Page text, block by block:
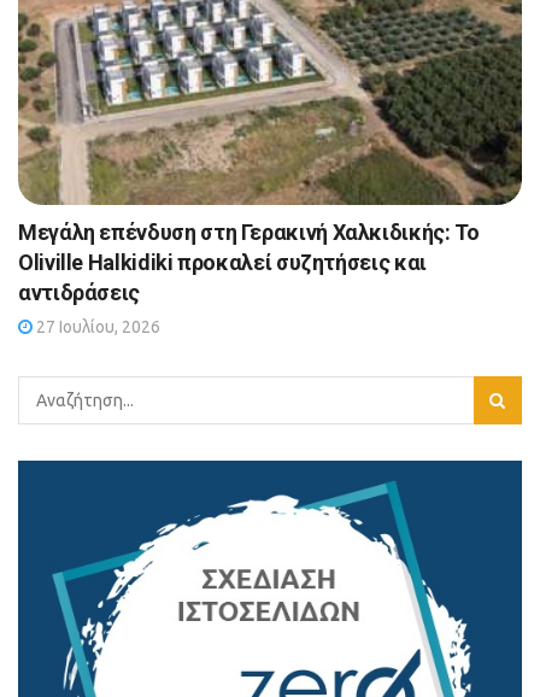
Μεγάλη επένδυση στη Γερακινή Χαλκιδικής: Το
Oliville Halkidiki προκαλεί συζητήσεις και
αντιδράσεις
27 Ιουλίου, 2026